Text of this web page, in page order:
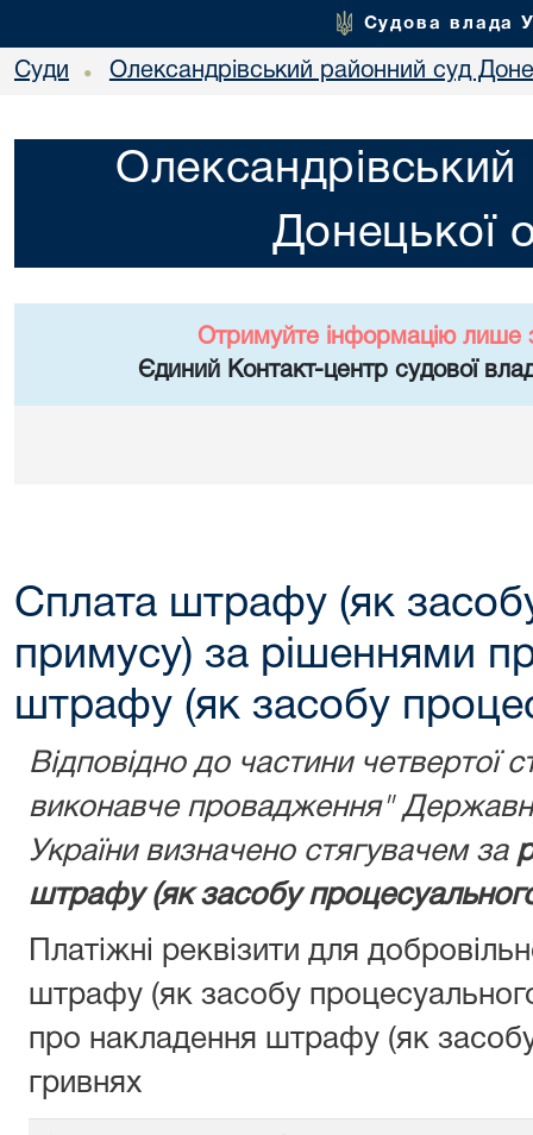
Судова влада
Суди • Олександрівський районний суд
Донецької
Отримуйте інформацію лише
Єдиний Контакт-центр судової
Сплата штрафу (як
примусу) за рішеннями
штрафу (як засобу
Відповідно до частини четвертої
виконавче провадження"
України визначено стягувачем за
штрафу (як засобу
Платіжні реквізити для
штрафу (як засобу
про накладення штрафу (як
гривнях